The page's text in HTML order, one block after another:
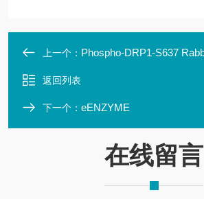
上一个： Phospho-DRP1-S637 Rabbit
返回列表
下一个： eENZYME
在线留言